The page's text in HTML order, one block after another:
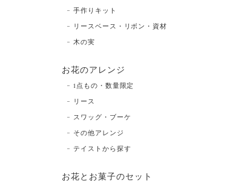
手作りキット
リースベース・リボン・資材
木の実
お花のアレンジ
1点もの・数量限定
リース
スワッグ・ブーケ
その他アレンジ
テイストから探す
お花とお菓子のセット